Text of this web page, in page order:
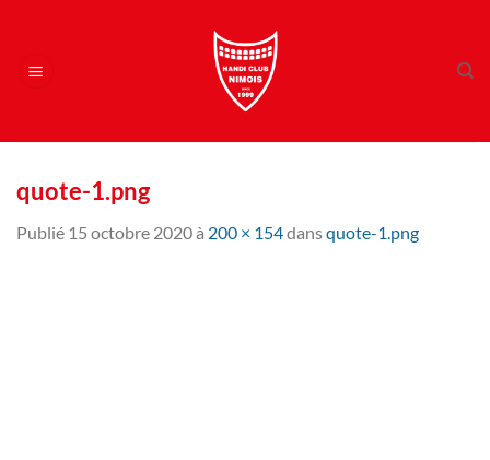
contenu
quote-1.png
Publié 15 octobre 2020à 200 × 154dansquote-1.png